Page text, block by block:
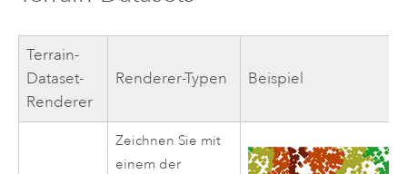
Terrain-
Dataset-
Renderer
Renderer-Typen Beispiel
Zeichnen Sie mit
einem der